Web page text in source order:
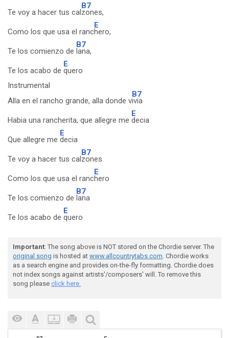
Te voy a hacer tus cal
B7
zones,
Como los que usa el ranc
E
hero,
Te los comienzo de
B7
lana,
Te los acabo de
E
quero
Instrumental
Alla en el rancho grande, alla donde v
B7
ivia
Habia una rancherita, que allegre me
E
decia
Que allegre me
E
decia
Te voy a hacer tus cal
B7
zones
Como los que usa el ranc
E
hero
Te los comienzo de
B7
lana
Te los acabo de
E
quero
Important: The song above is NOT stored on the Chordie server. The
original song is hosted at www.allcountrytabs.com. Chordie works
as a search engine and provides on-the-fly formatting. Chordie does
not index songs against artists'/composers' will. To remove this
song please click here.